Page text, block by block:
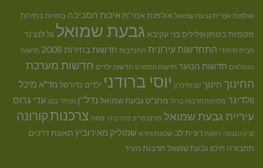
אולפנת אמי"ת גבעת שמואל אולפנת אמי''תאיכות הסביבה בחירות בחירות
מקומיותביטחון ופלילים בני עקיבא גבעת שמואל גל לנצ'נר
הבית היהודי התחדשות עירונית התנדבות חדשות בחירות 2008 חדשות
הגמלאים חדשות הנוער חדשות הספורט חדשות ילדים חדשות מערכת
החינוך חינוך יום הזיכרון יוסי ברודני ילדים כדורסל מד"א מיכל
וולדיגר מלחמת חרבות ברזל מתנ"ס גבעת שמואל נדל''ן נפתלי בנט עדי גרוס
עיריית גבעת שמואל פורום פו"פ פינוי בינוי פסח צרכנותקורונה
קניון הגבעה רווקות רונית לב שכונת גיורא שמוליק מאירוביץ תאונת דרכים
תחבורה תיכון גבעת שמואל תרבות העיר